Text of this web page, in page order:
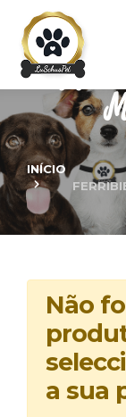
INÍCIO
Não
a sua